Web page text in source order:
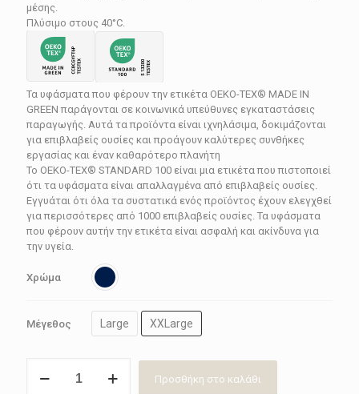
μέσης.
Πλύσιμο στους 40°C.
Τα υφάσματα που φέρουν την ετικέτα OEKO-TEX® MADE IN
GREEN παράγονται σε κοινωνικά υπεύθυνες εγκαταστάσεις
παραγωγής. Αυτά τα προϊόντα είναι ιχνηλάσιμα, δοκιμάζονται
για επιβλαβείς ουσίες και προάγουν καλύτερες συνθήκες
εργασίας και έναν καθαρότερο πλανήτη
Το OEKO-TEX® STANDARD 100 είναι μια ετικέτα που πιστοποιεί
ότι τα υφάσματα είναι απαλλαγμένα από επιβλαβείς ουσίες.
Εγγυάται ότι όλα τα συστατικά ενός προϊόντος έχουν ελεγχθεί
για περισσότερες από 1000 επιβλαβείς ουσίες. Τα υφάσματα
που φέρουν αυτήν την ετικέτα είναι ασφαλή και ακίνδυνα για
την υγεία.
Χρώμα
Μέγεθος Large XXLarge
ανδρική
Προσθήκη στο καλάθι